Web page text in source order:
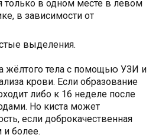
только в одном месте в левом
в зависимости от
выделения.
жёлтого тела с помощью УЗИ и
крови. Если образование
либо к 16 неделе после
Но киста может
если доброкачественная
и более.